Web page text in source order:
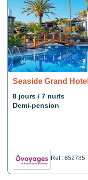
Seaside Grand
8 jours / 7 nuits
Demi-pension
Ref : 652785